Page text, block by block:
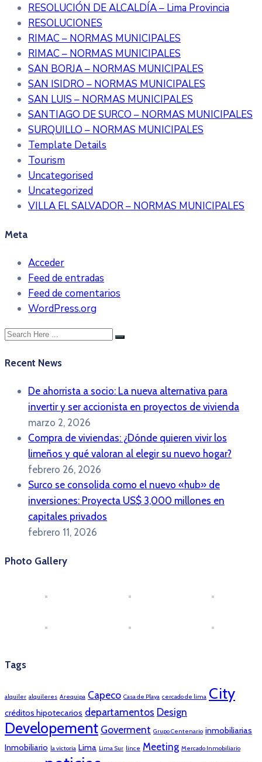
RESOLUCIÓN DE ALCALDÍA – Lima Provincia
RESOLUCIONES
RIMAC – NORMAS MUNICIPALES
RIMAC – NORMAS MUNICIPALES
SAN BORJA – NORMAS MUNICIPALES
SAN ISIDRO – NORMAS MUNICIPALES
SAN LUIS – NORMAS MUNICIPALES
SANTIAGO DE SURCO – NORMAS MUNICIPALES
SURQUILLO – NORMAS MUNICIPALES
Template Details
Tourism
Uncategorised
Uncategorized
VILLA EL SALVADOR – NORMAS MUNICIPALES
Meta
Acceder
Feed de entradas
Feed de comentarios
WordPress.org
Recent News
De ahorrista a socio: La nueva alternativa para
invertir y ser accionista en proyectos de vivienda
marzo 2, 2026
Compra de viviendas: ¿Dónde quieren vivir los
limeños y qué valoran al elegir su nuevo hogar?
febrero 26, 2026
Surco se consolida como el nuevo «hub» de
inversiones: Proyecta US$ 3,000 millones en
capitales privados
febrero 11, 2026
Photo Gallery
Tags
alquiler alquileres Arequipa Capeco Casa de Playa cercado de lima City
créditos hipotecarios departamentos Design
Developement Goverment Grupo Centenario inmobiliarias
Inmobiliario la victoria Lima Lima Sur lince Meeting Mercado Inmobiliario